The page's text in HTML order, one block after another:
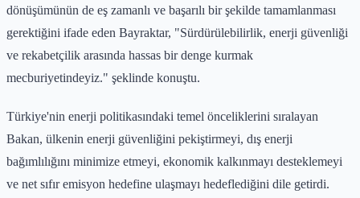
dönüşümünün de eş zamanlı ve başarılı bir şekilde tamamlanması
gerektiğini ifade eden Bayraktar, "Sürdürülebilirlik, enerji güvenliği
ve rekabetçilik arasında hassas bir denge kurmak
mecburiyetindeyiz." şeklinde konuştu.
Türkiye'nin enerji politikasındaki temel önceliklerini sıralayan
Bakan, ülkenin enerji güvenliğini pekiştirmeyi, dış enerji
bağımlılığını minimize etmeyi, ekonomik kalkınmayı desteklemeyi
ve net sıfır emisyon hedefine ulaşmayı hedeflediğini dile getirdi.